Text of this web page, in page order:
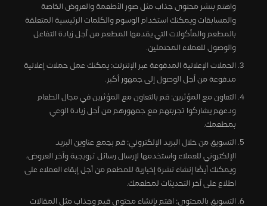
واهتم بنشر محتوى جذاب مثل صور الأطعمة والعروض الخاصة
والمسابقات ويمكنك استخدام الوسوم والكلمات الرئيسية المتعلقة
بالمطعم والمأكولات التي يقدمها المطعم من أجل زيادة التفاعل
والوصول للعملاء المحتملين.
الحملات الإعلانية المدفوعة عبر الإنترنت: يمكنك عمل حملات إعلانية
مدفوعة من أجل الوصول إلى جمهور أكبر.
التعاون مع المؤثرين: قم بالتعاون مع المؤثرين في مجال الطعام
ودعهم يشاركوا تجربتهم مع جمهورهم من أجل زيادة الوعي
بمطعمك.
التسويق من خلال البريد الإلكتروني: قم بجمع عناوين البريد
الإلكتروني للعملاء واستخدمها لإرسال رسائل ترويجية وآخر العروض،
ويمكنك أيضًا إنشاء نشرة إخبارية للمطعم من أجل إبقاء العملاء على
اطلاع على آخر التحديثات لمطعمك.
التسويق بالمحتوى: اهتم بإنشاء محتوى قيم وجذاب مثل المقالات